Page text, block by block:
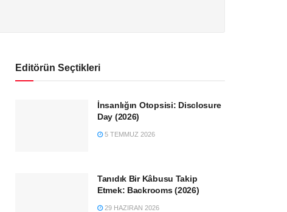
Editörün Seçtikleri
İnsanlığın Otopsisi: Disclosure
Day (2026)
5 TEMMUZ 2026
Tanıdık Bir Kâbusu Takip
Etmek: Backrooms (2026)
29 HAZIRAN 2026